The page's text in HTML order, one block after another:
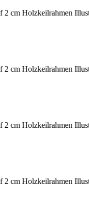
cm Holzkeilrahmen
cm Holzkeilrahmen
cm Holzkeilrahmen
cm Holzkeilrahmen